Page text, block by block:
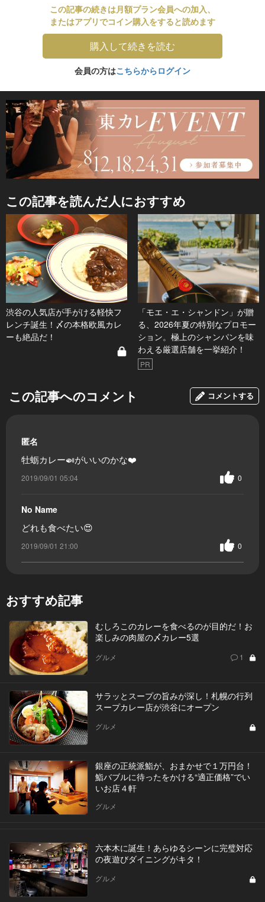
この記事の続きは月額プラン会員への加入、
またはアプリでコイン購入をすると読めます
購入して続きを読む
会員の方はこちらからログイン
この記事を読んだ人におすすめ
渋谷の人気店が手がける軽快フ
レンチ誕生！〆の本格欧風カレ
ーも絶品だ！
「モエ・エ・シャンドン」が贈
る、2026年夏の特別なプロモー
ション。極上のシャンパンを味
わえる厳選店舗を一挙紹介！
PR
この記事へのコメント コメントする
匿名
牡蛎カレー🍛がいいのかな❤️
2019/09/01 05:04 0
No Name
どれも食べたい😍
2019/09/01 21:00 0
おすすめ記事
むしろこのカレーを食べるのが目的だ！お
楽しみの肉屋の〆カレー5選
グルメ 1
サラッとスープの旨みが深し！札幌の行列
スープカレー店が渋谷にオープン
グルメ
銀座の正統派鮨が、おまかせで１万円台！
鮨バブルに待ったをかける“適正価格”でい
いお店４軒
グルメ
六本木に誕生！あらゆるシーンに完璧対応
の夜遊びダイニングがキタ！
グルメ